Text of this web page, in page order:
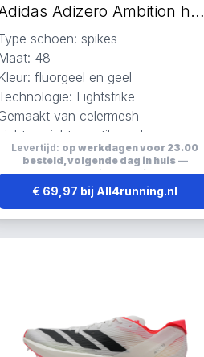
Adidas Adizero Ambition hardloopschoenen fluorgeel
schoen: spikes
Maat: 48
Kleur: fluorgeel en geel
Lightstrike
van celermesh
Lichtgewicht, ventilerend en
ademend
Levertijd: op werkdagen voor 23.00
besteld, volgende dag in huis—
verzending:gratis
€ 69,97 bij All4running.nl